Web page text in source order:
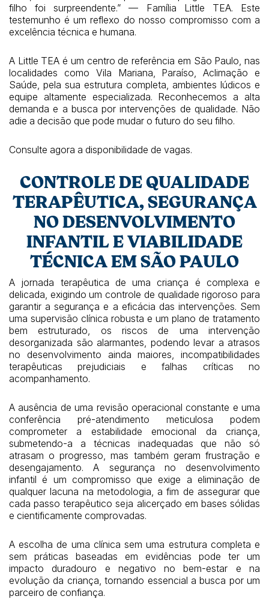
filho foi surpreendente.” — Família Little TEA. Este
testemunho é um reflexo do nosso compromisso com a
excelência técnica e humana.
A Little TEA é um centro de referência em São Paulo, nas
localidades como Vila Mariana, Paraíso, Aclimação e
Saúde, pela sua estrutura completa, ambientes lúdicos e
equipe altamente especializada. Reconhecemos a alta
demanda e a busca por intervenções de qualidade. Não
adie a decisão que pode mudar o futuro do seu filho.
Consulte agora a disponibilidade de vagas.
CONTROLE DE QUALIDADE
TERAPÊUTICA, SEGURANÇA
NO DESENVOLVIMENTO
INFANTIL E VIABILIDADE
TÉCNICA EM SÃO PAULO
A jornada terapêutica de uma criança é complexa e
delicada, exigindo um controle de qualidade rigoroso para
garantir a segurança e a eficácia das intervenções. Sem
uma supervisão clínica robusta e um plano de tratamento
bem estruturado, os riscos de uma intervenção
desorganizada são alarmantes, podendo levar a atrasos
no desenvolvimento ainda maiores, incompatibilidades
terapêuticas prejudiciais e falhas críticas no
acompanhamento.
A ausência de uma revisão operacional constante e uma
conferência pré-atendimento meticulosa podem
comprometer a estabilidade emocional da criança,
submetendo-a a técnicas inadequadas que não só
atrasam o progresso, mas também geram frustração e
desengajamento. A segurança no desenvolvimento
infantil é um compromisso que exige a eliminação de
qualquer lacuna na metodologia, a fim de assegurar que
cada passo terapêutico seja alicerçado em bases sólidas
e cientificamente comprovadas.
A escolha de uma clínica sem uma estrutura completa e
sem práticas baseadas em evidências pode ter um
impacto duradouro e negativo no bem-estar e na
evolução da criança, tornando essencial a busca por um
parceiro de confiança.